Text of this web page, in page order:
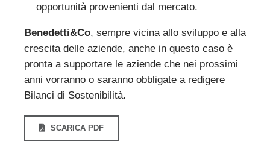
opportunità provenienti dal mercato.
Benedetti&Co, sempre vicina allo sviluppo e alla
crescita delle aziende, anche in questo caso è
pronta a supportare le aziende che nei prossimi
anni vorranno o saranno obbligate a redigere
Bilanci di Sostenibilità.
SCARICA PDF